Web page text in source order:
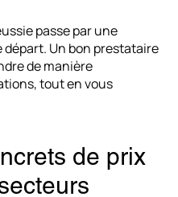
passe par une
Un bon prestataire
de manière
tout en vous
de prix